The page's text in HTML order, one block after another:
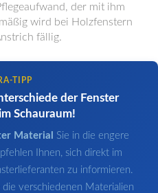
der mit ihm
wird bei Holzfenstern
fällig.
TIPP
der Fenster
Schauraum!
Material
Sie in die engere
Ihnen, sich direkt im
zu informieren.
verschiedenen Materialien